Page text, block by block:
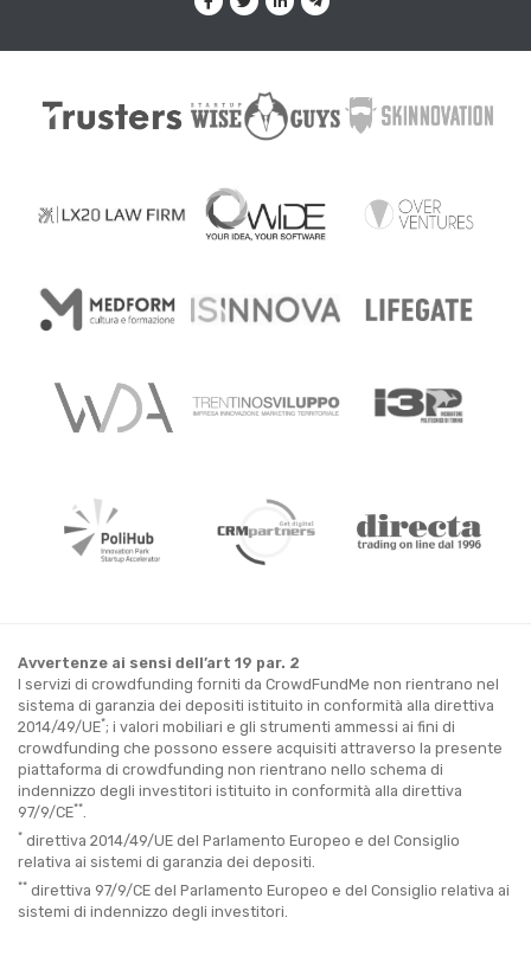
Avvertenze ai sensi dell’art 19 par. 2
I servizi di crowdfunding forniti da CrowdFundMe non rientrano nel
sistema di garanzia dei depositi istituito in conformità alla direttiva
2014/49/UE*; i valori mobiliari e gli strumenti ammessi ai fini di
crowdfunding che possono essere acquisiti attraverso la presente
piattaforma di crowdfunding non rientrano nello schema di
indennizzo degli investitori istituito in conformità alla direttiva
97/9/CE**
* direttiva 2014/49/UE del Parlamento Europeo e del Consiglio
relativa ai sistemi di garanzia dei depositi.
** direttiva 97/9/CE del Parlamento Europeo e del Consiglio relativa ai
sistemi di indennizzo degli investitori.